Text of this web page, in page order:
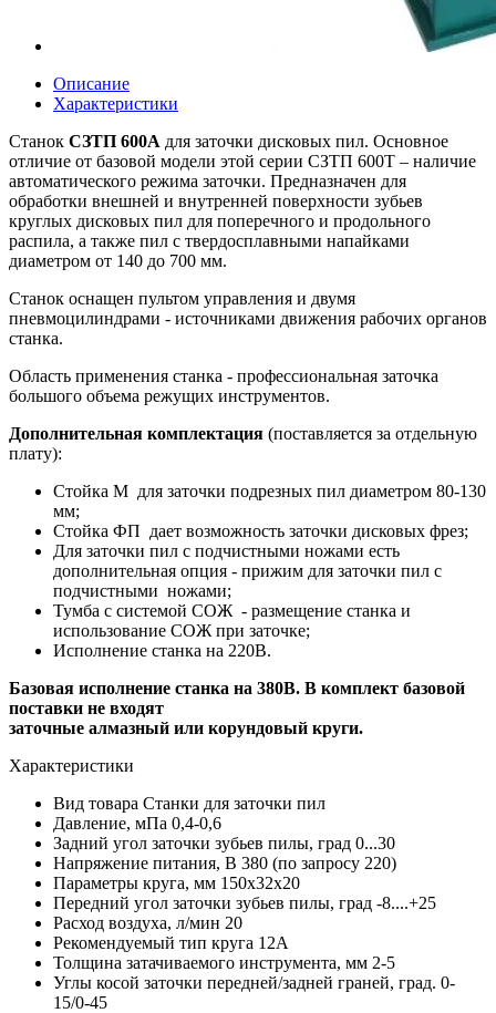
Описание
Характеристики
Станок СЗТП 600А для заточки дисковых пил. Основное
отличие от базовой модели этой серии СЗТП 600Т – наличие
автоматического режима заточки. Предназначен для
обработки внешней и внутренней поверхности зубьев
круглых дисковых пил для поперечного и продольного
распила, а также пил с твердосплавными напайками
диаметром от 140 до 700 мм.
Станок оснащен пультом управления и двумя
пневмоцилиндрами - источниками движения рабочих органов
станка.
Область применения станка - профессиональная заточка
большого объема режущих инструментов.
Дополнительная комплектация (поставляется за отдельную
плату):
Стойка М для заточки подрезных пил диаметром 80-130
мм;
Стойка ФП дает возможность заточки дисковых фрез;
Для заточки пил с подчистными ножами есть
дополнительная опция - прижим для заточки пил с
подчистными ножами;
Тумба с системой СОЖ - размещение станка и
использование СОЖ при заточке;
Исполнение станка на 220В.
Базовая исполнение станка на 380В. В комплект базовой
поставки не входят
заточные алмазный или корундовый круги.
Характеристики
Вид товара Станки для заточки пил
Давление, мПа 0,4-0,6
Задний угол заточки зубьев пилы, град 0...30
Напряжение питания, В 380 (по запросу 220)
Параметры круга, мм 150x32х20
Передний угол заточки зубьев пилы, град -8....+25
Расход воздуха, л/мин 20
Рекомендуемый тип круга 12А
Толщина затачиваемого инструмента, мм 2-5
Углы косой заточки передней/задней граней, град. 0-
15/0-45